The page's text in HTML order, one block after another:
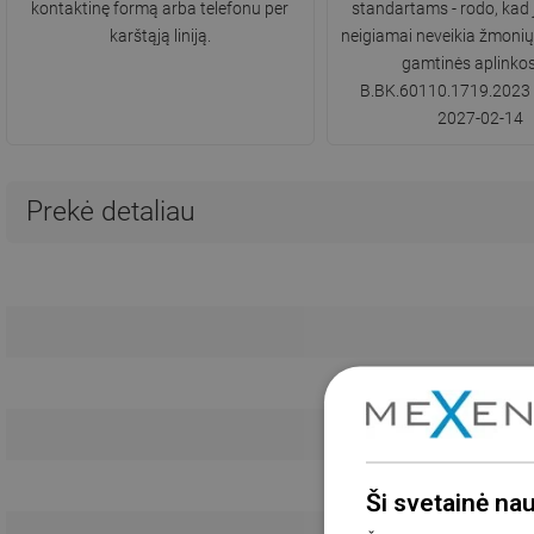
kontaktinę formą arba telefonu per
karštąją liniją.
standartams - rodo, kad
neigiamai neveikia
gamtinės
2027-02-14
Prekė detaliau
Ši svetainė